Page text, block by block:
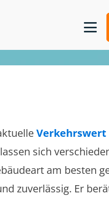
Verkehrswert
sich
am besten
zuverlässig. Er